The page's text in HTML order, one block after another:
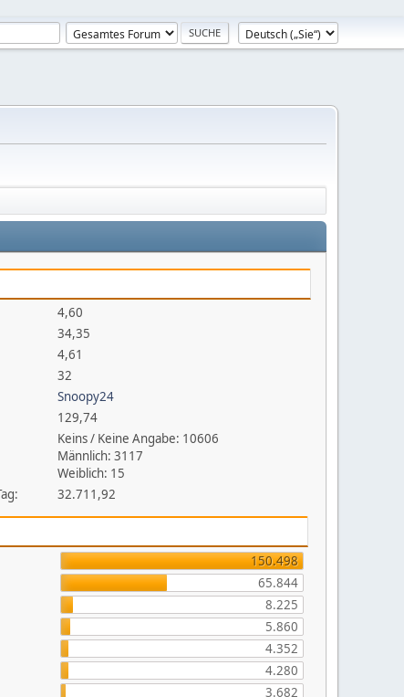
4,60
34,35
4,61
32
Snoopy24
129,74
Keins / Keine Angabe: 10606
Männlich: 3117
Weiblich: 15
32.711,92
150.498
65.844
8.225
5.860
4.352
4.280
3.682